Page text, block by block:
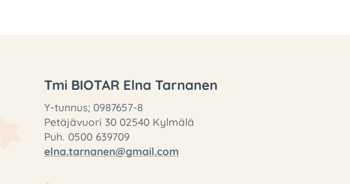
Tmi BIOTAR Elna Tarnanen
Y-tunnus; 0987657-8
Petäjävuori 30 02540 Kylmälä
Puh. 0500 639709
elna.tarnanen@gmail.com